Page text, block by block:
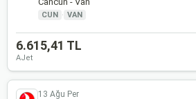
CUN · VAN
6.615,41 TL
AJet
13 Ağu Per